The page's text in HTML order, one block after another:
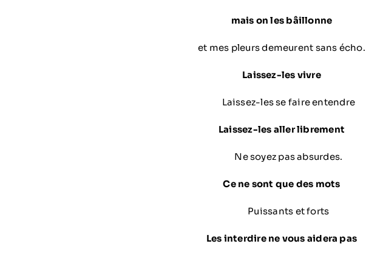
mais on les bâillonne
et mes pleurs demeurent sans écho.
Laissez-les vivre
Laissez-les se faire entendre
Laissez-les aller librement
Ne soyez pas absurdes.
Ce ne sont que des mots
Puissants et forts
Les interdire ne vous aidera pas